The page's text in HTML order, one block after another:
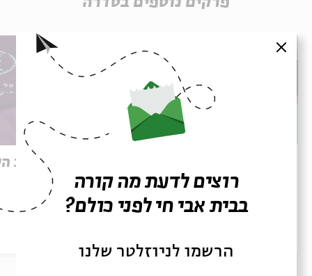
שבת
סגור
רוצים לדעת מה קורה
בבית אבי חי לפני כולם?
הרשמו לניוזלטר שלנו